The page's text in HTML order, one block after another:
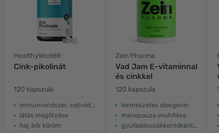
HealthyWorld®
Cink-pikolinát
120 kapszula
immunrendszer, sejtvédelem
látás megőrzése
haj, bőr köröm
Zein Pharma
Vad Jam E-vitaminnal
és cinkkel
120 kapszula
természetes diosgenin
menopauza enyhítése
gyulladáscsökkentőként működik